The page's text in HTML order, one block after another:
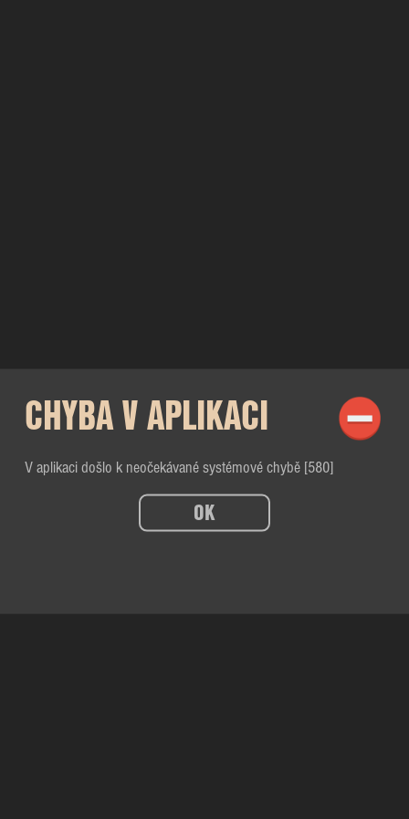
CHYBA V APLIKACI
V aplikaci došlo k neočekávané systémové chybě [580]
OK